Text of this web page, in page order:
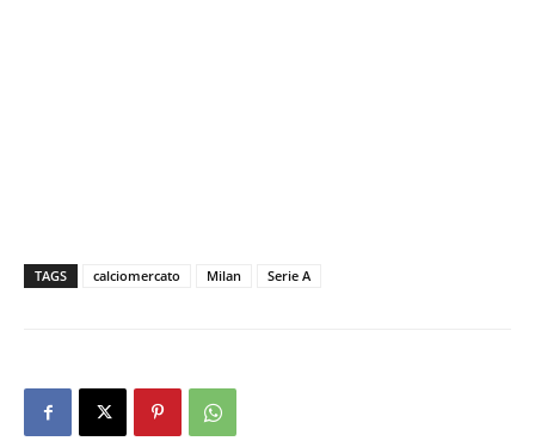
TAGS calciomercato Milan Serie A